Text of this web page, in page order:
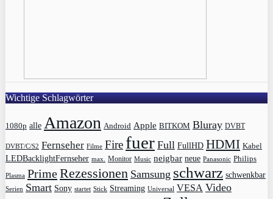
Wichtige Schlagwörter
1080p alle Amazon Android Apple BITKOM Bluray DVBT
DVBT/C/S2 Fernseher Filme Fire fuer Full FullHD HDMI Kabel
LEDBacklightFernseher max. Monitor Music neigbar neue Panasonic Philips
Plasma PrimeRezessionen Samsung schwarz schwenkbar
Serien Smart Sony startet Stick Streaming Universal VESA Video